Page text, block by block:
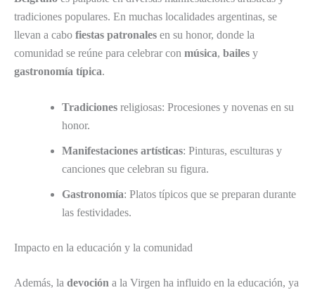
tradiciones populares. En muchas localidades argentinas, se
llevan a cabo fiestas patronales en su honor, donde la
comunidad se reúne para celebrar con música, bailes y
gastronomía típica.
Tradiciones religiosas: Procesiones y novenas en su
honor.
Manifestaciones artísticas: Pinturas, esculturas y
canciones que celebran su figura.
Gastronomía: Platos típicos que se preparan durante
las festividades.
Impacto en la educación y la comunidad
Además, la devoción a la Virgen ha influido en la educación, ya